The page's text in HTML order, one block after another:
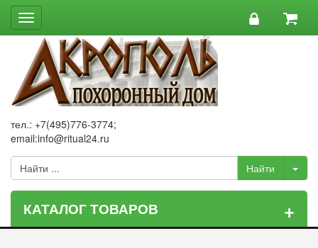
Toggle
navigation
тел.: +7(495)776-3774;
email:info@ritual24.ru
КАТАЛОГ ТОВАРОВ +